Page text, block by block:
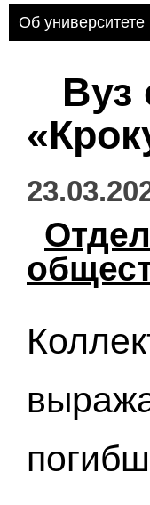
Об университете
Вуз